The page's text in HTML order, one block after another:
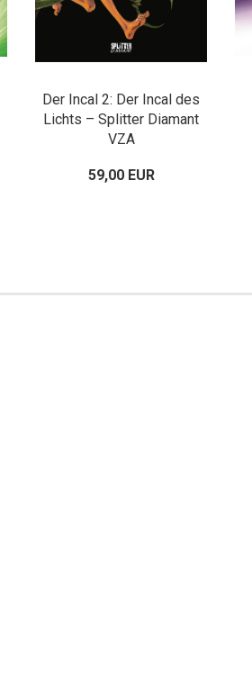
Der Incal 2: Der Incal des
Lichts – Splitter Diamant
VZA
59,00 EUR